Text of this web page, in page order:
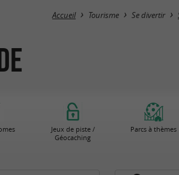
Accueil Tourisme Se divertir
Jeux de piste /
Géocaching
Parcs à thèmes